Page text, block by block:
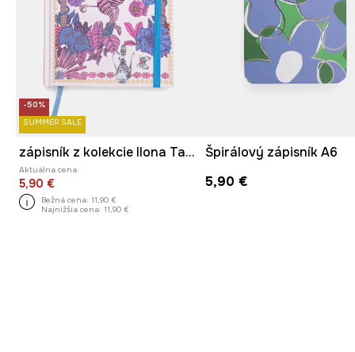
-50%
SUMMER SALE
zápisník z kolekcie Ilona Tambor x Medicine
Aktuálna cena:
5,90 €
Bežná cena: 11,90 €
Najnižšia cena: 11,90 €
Špirálový zápisník A6
5,90 €